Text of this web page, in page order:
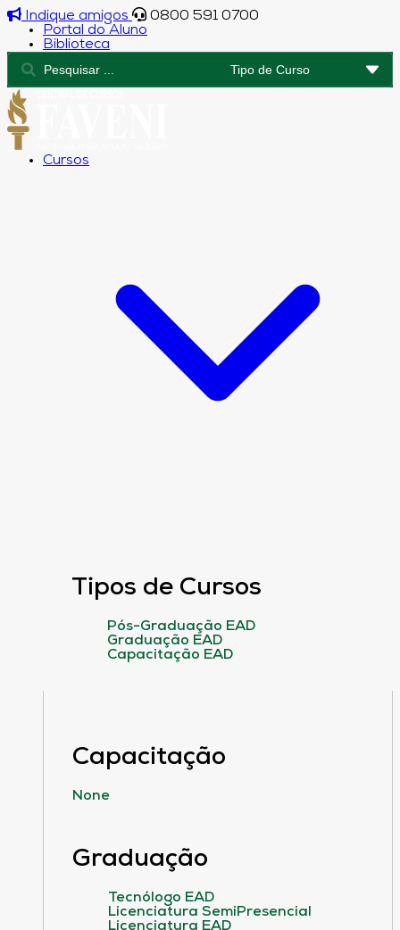
Indique amigos
0800 591 0700
Portal do Aluno
Biblioteca
Cursos
Tipos de Cursos
Pós-Graduação EAD
Graduação EAD
Capacitação EAD
Capacitação
None
Graduação
Tecnólogo EAD
Licenciatura SemiPresencial
Licenciatura EAD